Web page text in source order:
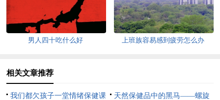
男人四十吃什么好 上班族容易感到疲劳怎么办
相关文章推荐
我们都欠孩子一堂情绪保健课
天然保健品中的黑马——螺旋